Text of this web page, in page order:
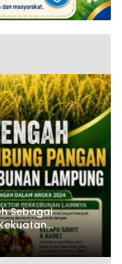
Sebagai
Koheri:
Fondasi